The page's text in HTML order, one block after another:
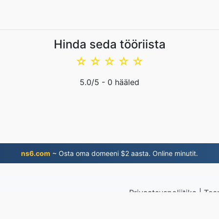
Hinda seda tööriista
☆
☆
☆
☆
☆
5.0/5 - 0 hääled
ns6.com ~ Osta oma domeeni $2 aasta. Online minutit.
Privaatsuspoliitika |